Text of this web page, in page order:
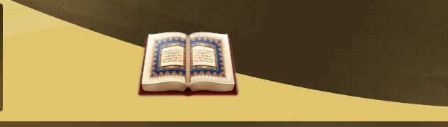
قال تعالى
المغفرة لأنها أغلى جائزة، وهي مفتاح باب العطايا التي